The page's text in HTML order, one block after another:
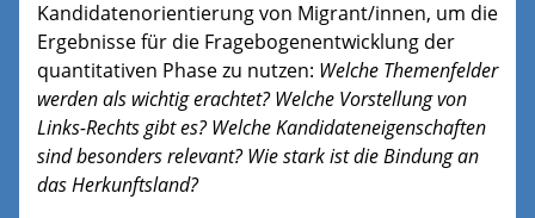
Kandidatenorientierung von Migrant/innen, um die
Ergebnisse für die Fragebogenentwicklung der
quantitativen Phase zu nutzen: Welche Themenfelder
werden als wichtig erachtet? Welche Vorstellung von
Links-Rechts gibt es? Welche Kandidateneigenschaften
sind besonders relevant? Wie stark ist die Bindung an
das Herkunftsland?